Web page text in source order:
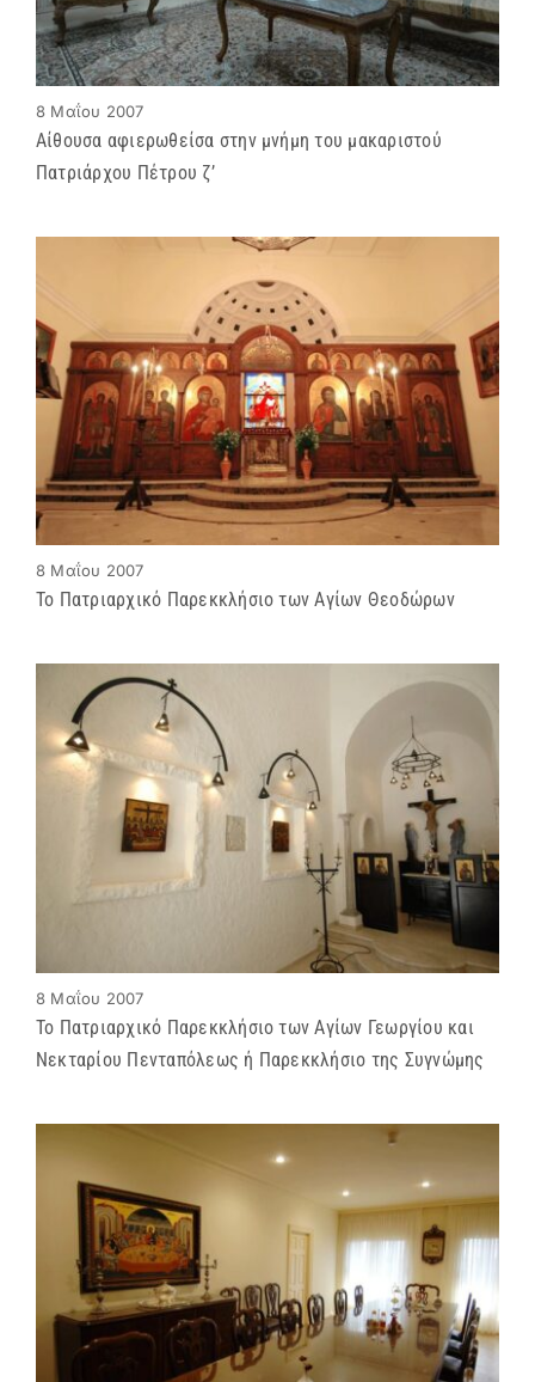
8 Μαΐου 2007
Αίθουσα αφιερωθείσα στην μνήμη του μακαριστού
Πατριάρχου Πέτρου ζ’
8 Μαΐου 2007
Το Πατριαρχικό Παρεκκλήσιο των Αγίων Θεοδώρων
8 Μαΐου 2007
Το Πατριαρχικό Παρεκκλήσιο των Αγίων Γεωργίου και
Νεκταρίου Πενταπόλεως ή Παρεκκλήσιο της Συγνώμης